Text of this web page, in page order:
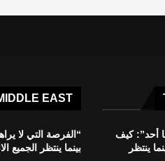
أحد”: كيف
ينتظر
EAST
“الفرصة التي لا
بينما ينتظر الجميع